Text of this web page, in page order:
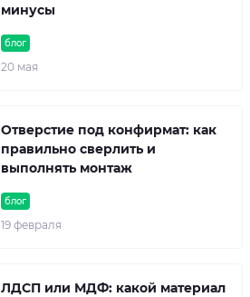
блог
20 мая
минусы
блог
19 февраля
Отверстие под конфирмат: как
правильно сверлить и
выполнять монтаж
ЛДСП или МДФ: какой материал